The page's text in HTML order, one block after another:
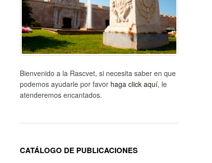
Bienvenido a la Rascvet, si necesita saber en que
podemos ayudarle por favor haga click aquí, le
atenderemos encantados.
CATÁLOGO DE PUBLICACIONES